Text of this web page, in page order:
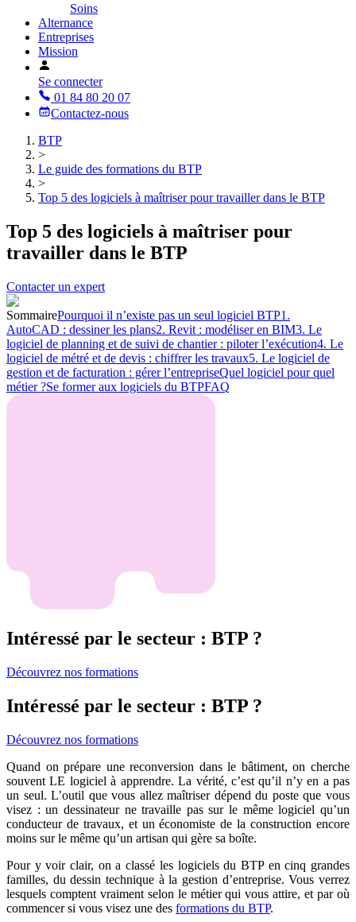
Soins
Alternance
Entreprises
Mission
Se connecter
01 84 80 20 07
Contactez-nous
BTP
>
Le guide des formations du BTP
>
Top 5 des logiciels à maîtriser pour travailler dans le BTP
Top 5 des logiciels à maîtriser pour
travailler dans le BTP
Contacter un expert
SommairePourquoi il n’existe pas un seul logiciel BTP1.
AutoCAD : dessiner les plans2. Revit : modéliser en BIM3. Le
logiciel de planning et de suivi de chantier : piloter l’exécution4. Le
logiciel de métré et de devis : chiffrer les travaux5. Le logiciel de
gestion et de facturation : gérer l’entrepriseQuel logiciel pour quel
métier ?Se former aux logiciels du BTPFAQ
Intéressé par le secteur : BTP ?
Découvrez nos formations
Intéressé par le secteur : BTP ?
Découvrez nos formations
Quand on prépare une reconversion dans le bâtiment, on cherche
souvent LE logiciel à apprendre. La vérité, c’est qu’il n’y en a pas
un seul. L’outil que vous allez maîtriser dépend du poste que vous
visez : un dessinateur ne travaille pas sur le même logiciel qu’un
conducteur de travaux, et un économiste de la construction encore
moins sur le même qu’un artisan qui gère sa boîte.
Pour y voir clair, on a classé les logiciels du BTP en cinq grandes
familles, du dessin technique à la gestion d’entreprise. Vous verrez
lesquels comptent vraiment selon le métier qui vous attire, et par où
commencer si vous visez une des formations du BTP.